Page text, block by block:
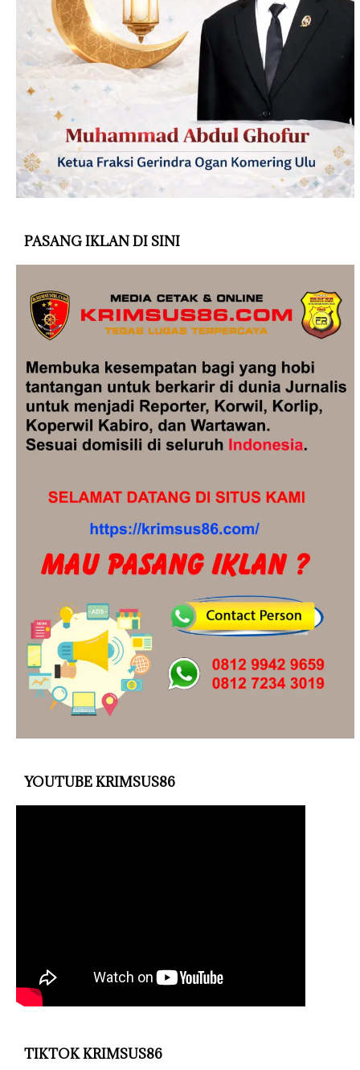
PASANG IKLAN DI SINI
YOUTUBE KRIMSUS86
TIKTOK KRIMSUS86